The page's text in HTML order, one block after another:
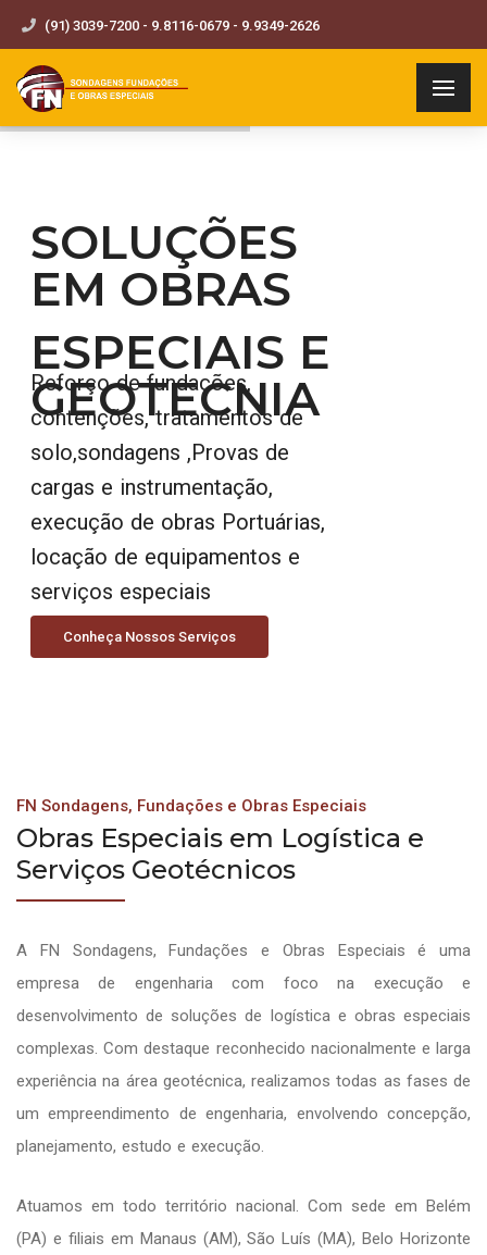
(91) 3039-7200 - 9.8116-0679 - 9.9349-2626
SOLUÇÕES
EM OBRAS
ESPECIAIS E
GEOTECNIA
Reforço de fundações,
contenções, tratamentos de
solo,sondagens ,Provas de
cargas e instrumentação,
execução de obras Portuárias,
locação de equipamentos e
serviços especiais
Conheça Nossos Serviços
FN Sondagens, Fundações e Obras Especiais
Obras Especiais em Logística e
Serviços Geotécnicos
A FN Sondagens, Fundações e Obras Especiais é uma
empresa de engenharia com foco na execução e
desenvolvimento de soluções de logística e obras especiais
complexas. Com destaque reconhecido nacionalmente e larga
experiência na área geotécnica, realizamos todas as fases de
um empreendimento de engenharia, envolvendo concepção,
planejamento, estudo e execução.
Atuamos em todo território nacional. Com sede em Belém
(PA) e filiais em Manaus (AM), São Luís (MA), Belo Horizonte